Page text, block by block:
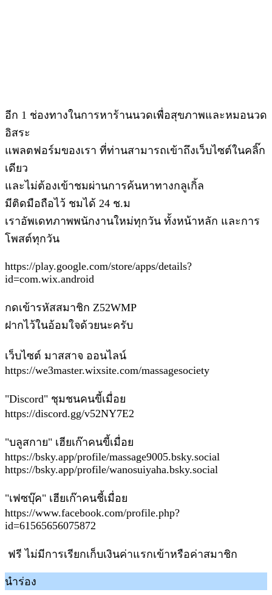
อีก 1 ช่องทางในการหาร้านนวดเพื่อสุขภาพและหมอนวด
อิสระ
แพลตฟอร์มของเรา ที่ท่านสามารถเข้าถึงเว็บไซต์ในคลิ๊ก
เดียว
และไม่ต้องเข้าชมผ่านการค้นหาทางกลูเกิ้ล
มีติดมือถือไว้ ชมได้ 24 ช.ม
เราอัพเดทภาพพนักงานใหม่ทุกวัน ทั้งหน้าหลัก และการ
โพสต์ทุกวัน
https://play.google.com/store/apps/details?
id=com.wix.android
กดเข้ารหัสสมาชิก Z52WMP
ฝากไว้ในอ้อมใจด้วยนะครับ
เว็บไซต์ มาสสาจ ออนไลน์
https://we3master.wixsite.com/massagesociety
"Discord" ชุมชนคนขี้เมื่อย
https://discord.gg/v52NY7E2
"บลูสกาย" เฮียเก๊าคนขี้เมื่อย
https://bsky.app/profile/massage9005.bsky.social
https://bsky.app/profile/wanosuiyaha.bsky.social
"เฟซบุ๊ค" เฮียเก๊าคนชี้เมื่อย
https://www.facebook.com/profile.php?
id=61565656075872
ฟรี ไม่มีการเรียกเก็บเงินค่าแรกเข้าหรือค่าสมาชิก
นำร่อง